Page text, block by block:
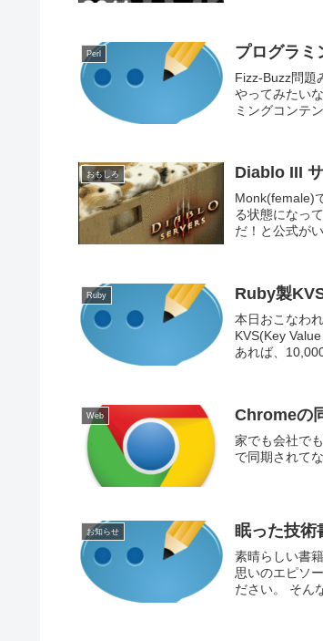
Perl プログラミ
Fizz-Buzz問題
やってみたい
ミングコンテ
おもしろ Diablo III
Monk(female)
る状態になっ
だ！と公式が
Ruby Ruby製
本日おこなわ
KVS(Key
あれば、
Web Chromeの
家でも会社で
で同期されて
お知らせ 眠った技術
素晴らしい書
思いのエピソ
ださい。 そん